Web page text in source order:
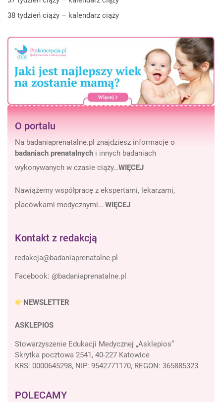
38 tydzień ciąży – kalendarz ciąży
O portalu
Na badaniaprenatalne.pl znajdziesz informacje o
badaniach prenatalnych i innych badaniach
wykonywanych w czasie ciąży…WIĘCEJ
Nawiążemy współpracę z ekspertami, lekarzami,
placówkami medycznymi… WIĘCEJ
Kontakt z redakcją
Facebook: @badaniaprenatalne.pl
NEWSLETTER
ASKLEPIOS
Stowarzyszenie Edukacji Medycznej „Asklepios”
Skrytka pocztowa 2541, 40-227 Katowice
KRS: 0000645298, NIP: 9542771170, REGON: 365885323
POLECAMY